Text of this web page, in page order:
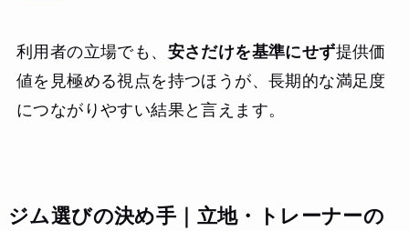
利用者の立場でも、 安さだけを基準にせず提供価
値を見極める視点を持つほうが、長期的な満足度
につながりやすい結果と言えます。
ジム選びの決め手｜立地・トレーナーの